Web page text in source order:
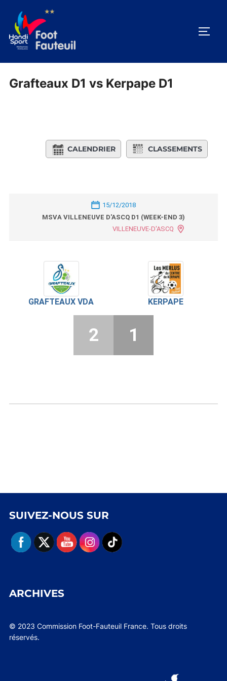
contenu
Grafteaux D1 vs Kerpape D1
CALENDRIER CLASSEMENTS
15/12/2018
MSVA VILLENEUVE D'ASCQ D1 (WEEK-END 3)
VILLENEUVE-D'ASCQ
GRAFTEAUX VDA KERPAPE
2 1
SUIVEZ-NOUS SUR
ARCHIVES
© 2023 Commission Foot-Fauteuil France. Tous droits
réservés.